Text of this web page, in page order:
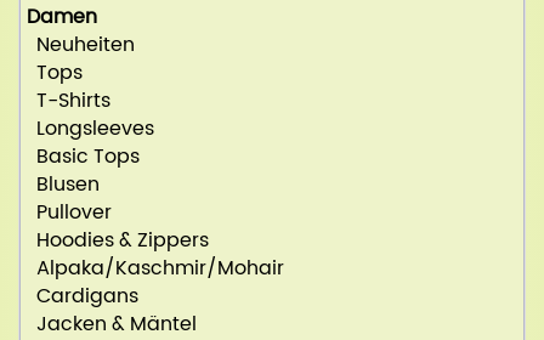
Damen
Neuheiten
Tops
T-Shirts
Longsleeves
Basic Tops
Blusen
Pullover
Hoodies & Zippers
Alpaka/Kaschmir/Mohair
Cardigans
Jacken & Mäntel